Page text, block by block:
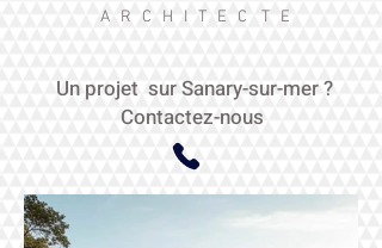
A R C H I T E C T E
Un projet sur Sanary-sur-mer ?
Contactez-nous